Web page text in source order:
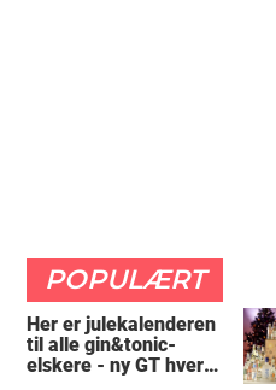
POPULÆRT
Her er julekalenderen
til alle gin&tonic-
elskere - ny GT hver